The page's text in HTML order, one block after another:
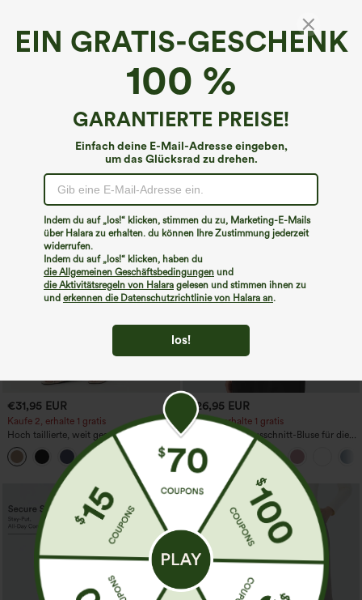
EIN GRATIS-GESCHENK
100 %
GARANTIERTE PREISE!
Einfach deine E-Mail-Adresse eingeben,
um das Glücksrad zu drehen.
Indem du auf „los!“ klicken, stimmen du zu, Marketing-E-Mails
über Halara zu erhalten. du können Ihre Zustimmung jederzeit
widerrufen.
Indem du auf „los!“ klicken, haben du
die Allgemeinen Geschäftsbedingungen und
die Aktivitätsregeln von Halara gelesen und stimmen ihnen zu
und erkennen die Datenschutzrichtlinie von Halara an.
los!
3 Stück für 52,62 €, 6 Stück für 105,24
Lockeres Casual-Top mit
Fledermausärmeln
+1
€31,95 EUR
Beim Kauf von 2 Stück 10 % Rabatt |
Super hoch taillierte 2-in-1-Yoga-Shorts
längere Länge
€31,95 EUR
Kaufe 2, erhalte 1 gratis
Hoch taillierte, weit geschnittene
Freizeithose aus Leinenmischung mit
Kordelzug und Taschen
+5
€26,95 EUR
Kaufe 1, erhalte 1 gratis
Knitterfreie V-Ausschnitt-Bluse für die
Arbeit, kurzärmelig und oversized